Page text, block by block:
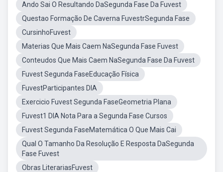
Ando Sai O Resultando DaSegunda Fase Da Fuvest
Questao Formação De Caverna FuvestrSegunda Fase
CursinhoFuvest
Materias Que Mais Caem NaSegunda Fase Fuvest
Conteudos Que Mais Caem NaSegunda Fase Da Fuvest
Fuvest Segunda FaseEducação Física
FuvestParticipantes DIA
Exercicio Fuvest Segunda FaseGeometria Plana
Fuvest1 DIA Nota Para a Segunda Fase Cursos
Fuvest Segunda FaseMatemática O Que Mais Cai
Qual O Tamanho Da Resolução E Resposta DaSegunda
Fase Fuvest
Obras LiterariasFuvest